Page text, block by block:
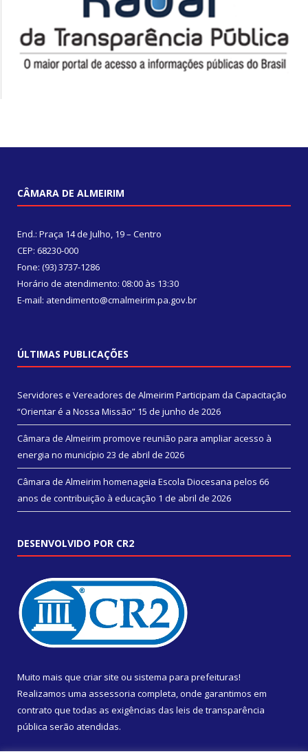
CÂMARA DE ALMEIRIM
End.: Praça 14 de Julho, 19 – Centro
CEP: 68230-000
Fone: (93) 3737-1286
Horário de atendimento: 08:00 às 13:30
E-mail: atendimento@cmalmeirim.pa.gov.br
ÚLTIMAS PUBLICAÇÕES
Servidores e Vereadores de Almeirim Participam da Capacitação
“Orientar é a Nossa Missão” 15 de junho de 2026
Câmara de Almeirim promove reunião para ampliar acesso à
energia no município 23 de abril de 2026
Câmara de Almeirim homenageia Escola Diocesana pelos 66
anos de contribuição à educação 1 de abril de 2026
DESENVOLVIDO POR CR2
Muito mais que criar site ou sistema para prefeituras!
Realizamos uma assessoria completa, onde garantimos em
contrato que todas as exigências das leis de transparência
pública serão atendidas.